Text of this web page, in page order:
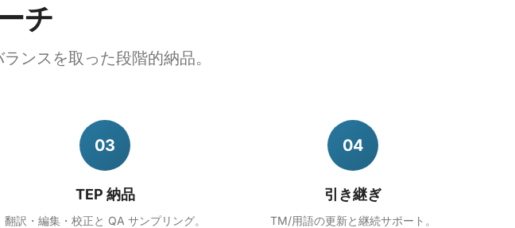
チ
ンスを取った段階的納品。
03
TEP 納品
翻訳・編集・校正と QA サンプリング。
04
引き継ぎ
TM/用語の更新と継続サポート。